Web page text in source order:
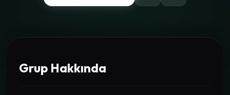
Grup Hakkında